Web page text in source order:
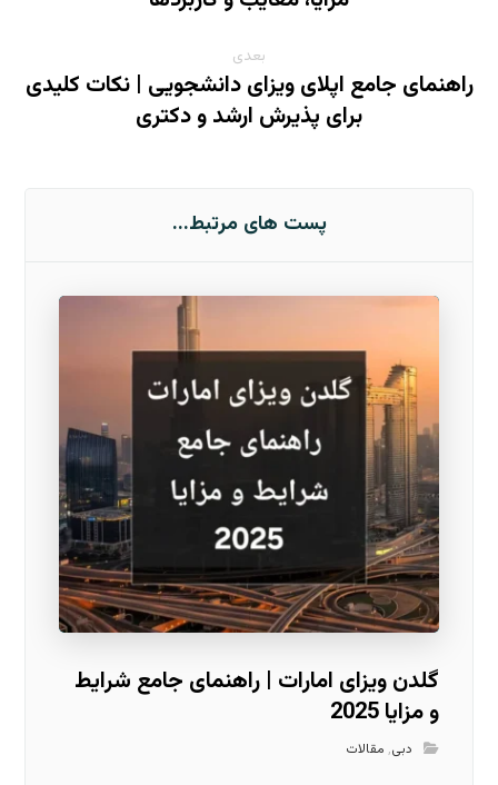
بعدی
راهنمای جامع اپلای ویزای دانشجویی | نکات کلیدی
برای پذیرش ارشد و دکتری
پست های مرتبط...
گلدن ویزای امارات | راهنمای جامع شرایط
و مزایا 2025
دبی, مقالات